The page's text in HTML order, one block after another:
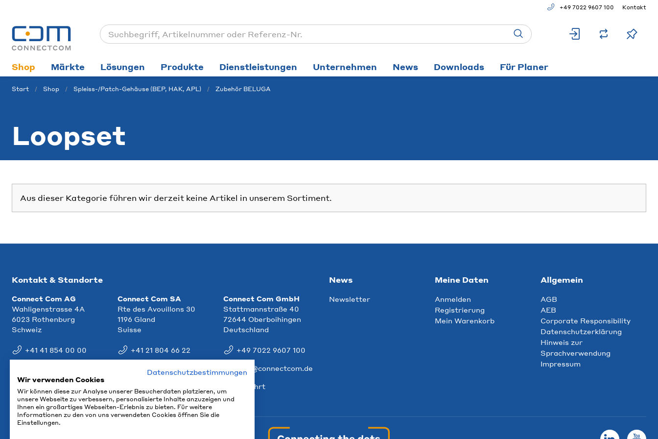
+49 7022 9607 100 Kontakt
Shop Märkte Lösungen Produkte Dienstleistungen Unternehmen News Downloads Für Planer
Start Shop Spleiss-/Patch-Gehäuse (BEP, HAK, APL) Zubehör BELUGA
Loopset
Aus dieser Kategorie führen wir derzeit keine Artikel in unserem Sortiment.
Kontakt & Standorte
Connect Com AG
Wahligenstrasse 4A
6023 Rothenburg
Schweiz
+41 41 854 00 00
Connect Com SA
Rte des Avouillons 30
1196 Gland
Suisse
+41 21 804 66 22
info@ccm.ch
Connect Com GmbH
Stattmannstraße 40
72644 Oberboihingen
Deutschland
+49 7022 9607 100
info@connectcom.de
Anfahrt
News
Newsletter
Meine Daten
Anmelden
Registrierung
Mein Warenkorb
Allgemein
AGB
AEB
Corporate Responsibility
Datenschutzerklärung
Hinweis zur
Sprachverwendung
Impressum
Datenschutzbestimmungen
Wir verwenden Cookies
Wir können diese zur Analyse unserer Besucherdaten platzieren, um
unsere Webseite zu verbessern, personalisierte Inhalte anzuzeigen und
Ihnen ein großartiges Webseiten-Erlebnis zu bieten. Für weitere
Informationen zu den von uns verwendeten Cookies öffnen Sie die
Einstellungen.